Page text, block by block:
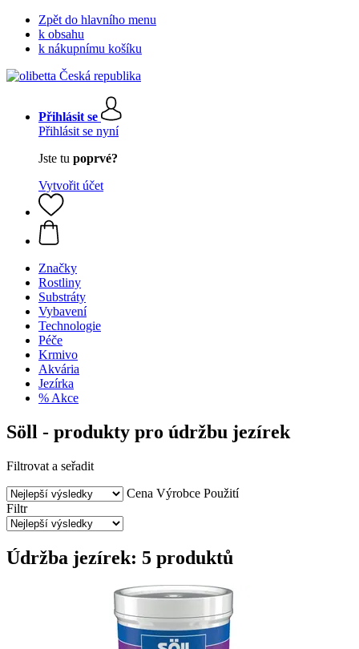
Zpět do hlavního menu
k obsahu
k nákupnímu košíku
Přihlásit se
Přihlásit se nyní
Jste tu poprvé?
Vytvořit účet
Značky
Rostliny
Substráty
Vybavení
Technologie
Péče
Krmivo
Akvária
Jezírka
% Akce
Söll - produkty pro údržbu jezírek
Filtrovat a seřadit
Cena Výrobce Použití
Filtr
Údržba jezírek: 5 produktů